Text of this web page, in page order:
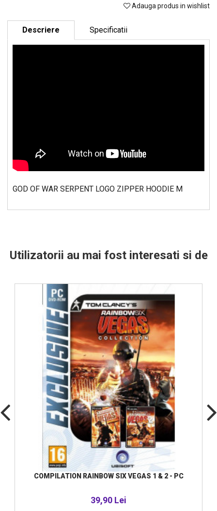
Adauga produs in wishlist
Descriere Specificatii
GOD OF WAR SERPENT LOGO ZIPPER HOODIE M
Utilizatorii au mai fost interesati si de
COMPILATION RAINBOW SIX VEGAS 1 & 2 - PC
39,90 Lei